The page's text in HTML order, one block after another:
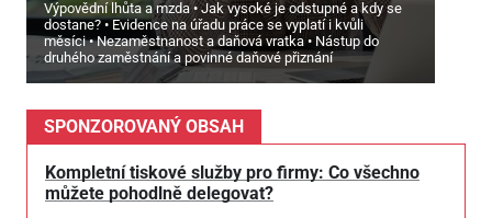
Výpovědní lhůta a mzda
Jak vysoké je odstupné a kdy se
dostane?
Evidence na úřadu práce se vyplatí i kvůli
měsíci
Nezaměstnanost a daňová vratka
Nástup do
druhého zaměstnání a povinné daňové přiznání
SPONZOROVANÝ OBSAH
Kompletní tiskové služby pro firmy: Co všechno
můžete pohodlně delegovat?